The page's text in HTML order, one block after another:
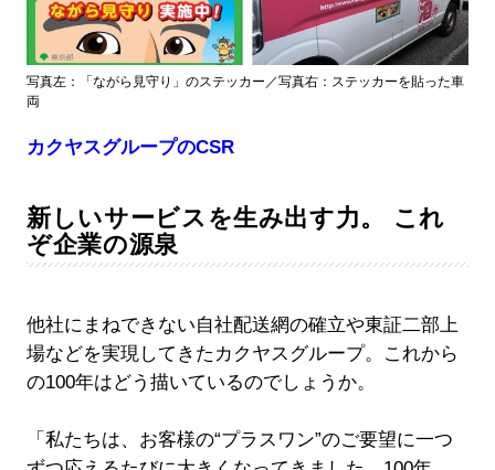
写真左：「ながら見守り」のステッカー／写真右：ステッカーを貼った車
両
カクヤスグループのCSR
新しいサービスを生み出す力。 これ
ぞ企業の源泉
他社にまねできない自社配送網の確立や東証二部上
場などを実現してきたカクヤスグループ。これから
の100年はどう描いているのでしょうか。
「私たちは、お客様の“プラスワン”のご要望に一つ